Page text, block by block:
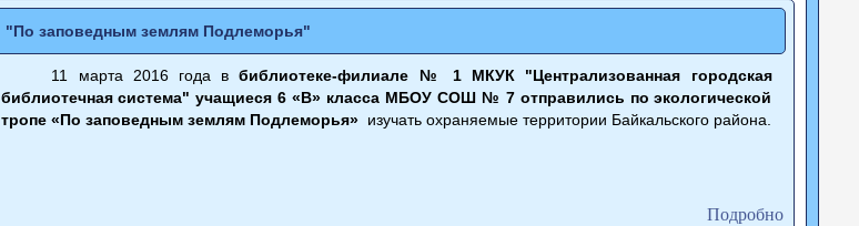
"По заповедным землям Подлеморья"
11 марта 2016 года вбиблиотеке-филиале № 1 МКУК "Централизованная городская
библиотечная система" учащиеся 6 «В» класса МБОУ СОШ № 7 отправились по экологической
тропе «По заповедным землям Подлеморья»изучать охраняемые территории Байкальского района.
Подробно